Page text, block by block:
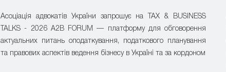
Асоціація адвокатів України запрошує на TAX & BUSINESS
TALKS - 2026 A2B FORUM — платформу для обговорення
актуальних питань оподаткування, податкового планування
та правових аспектів ведення бізнесу в Україні та за кордоном